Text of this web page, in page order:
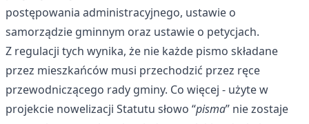
postępowania administracyjnego, ustawie o
samorządzie gminnym oraz ustawie o petycjach.
Z regulacji tych wynika, że nie każde pismo składane
przez mieszkańców musi przechodzić przez ręce
przewodniczącego rady gminy. Co więcej - użyte w
projekcie nowelizacji Statutu słowo “pisma” nie zostaje